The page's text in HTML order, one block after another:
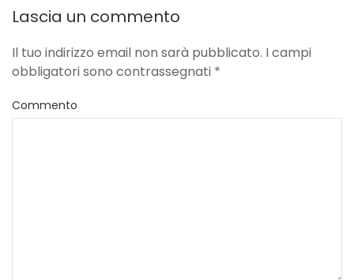
Lascia un commento
Il tuo indirizzo email non sarà pubblicato. I campi
obbligatori sono contrassegnati *
Commento